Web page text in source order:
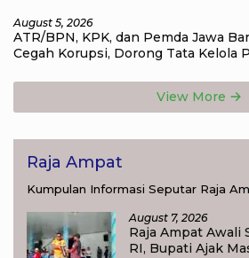
August 5, 2026
ATR/BPN, KPK, dan Pemda Jawa
Cegah Korupsi, Dorong Tata Kelola
View More
Raja Ampat
Kumpulan Informasi Seputar Raja
August 7, 2026
Raja Ampat Awali
RI, Bupati Ajak